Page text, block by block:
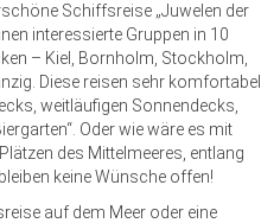
Schiffsreise „Juwelen der
interessierte Gruppen in 10
– Kiel, Bornholm, Stockholm,
Diese reisen sehr komfortabel
weitläufigen Sonnendecks,
Oder wie wäre es mit
des Mittelmeeres, entlang
keine Wünsche offen!
auf dem Meer oder eine